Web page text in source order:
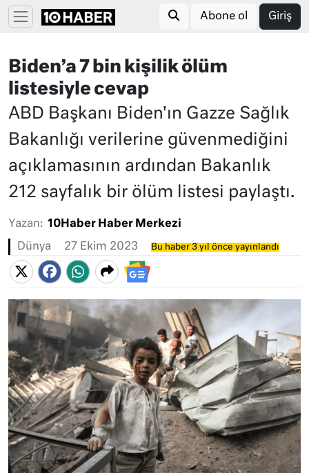
Abone ol Giriş
Biden’a 7 bin kişilik ölüm
listesiyle cevap
ABD Başkanı Biden'ın Gazze Sağlık
Bakanlığı verilerine güvenmediğini
açıklamasının ardından Bakanlık
212 sayfalık bir ölüm listesi paylaştı.
Yazan: 10Haber Haber Merkezi
Dünya 27 Ekim 2023 Bu haber 3 yıl önce yayınlandı